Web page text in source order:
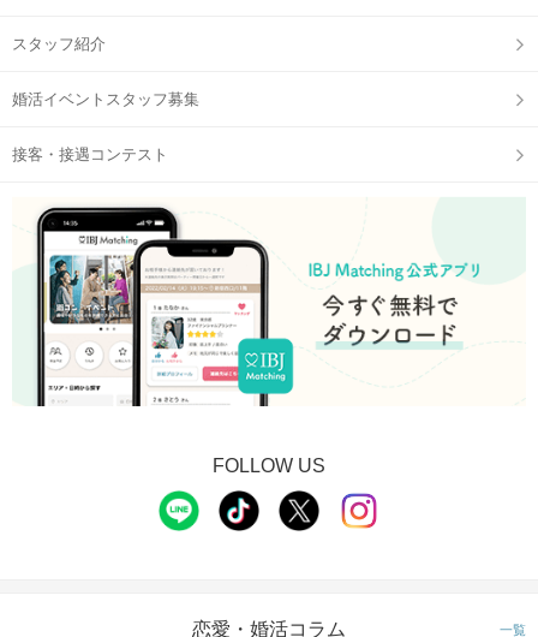
QRコードは開始直前に、
公式アプリの参加予定ページに表示
STEP2 【個室8対8】トークタイムスタート
スタッフ紹介
婚活イベントスタッフ募集
接客・接遇コンテスト
FOLLOW US
恋愛・婚活コラム 一覧